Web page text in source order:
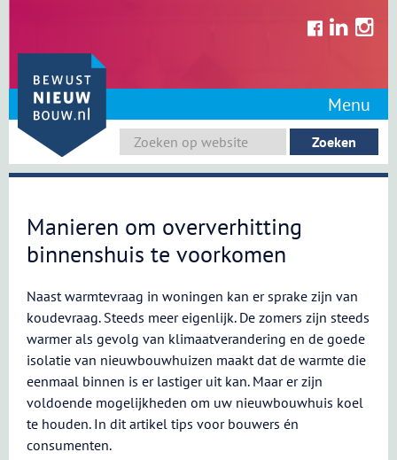
content
Menu
Manieren om oververhitting
binnenshuis te voorkomen
Naast warmtevraag in woningen kan er sprake zijn van
koudevraag. Steeds meer eigenlijk. De zomers zijn steeds
warmer als gevolg van klimaatverandering en de goede
isolatie van nieuwbouwhuizen maakt dat de warmte die
eenmaal binnen is er lastiger uit kan. Maar er zijn
voldoende mogelijkheden om uw nieuwbouwhuis koel
te houden. In dit artikel tips voor bouwers én
consumenten.